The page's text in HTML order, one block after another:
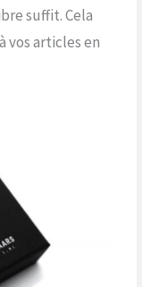
suffit. Cela
vos articles en